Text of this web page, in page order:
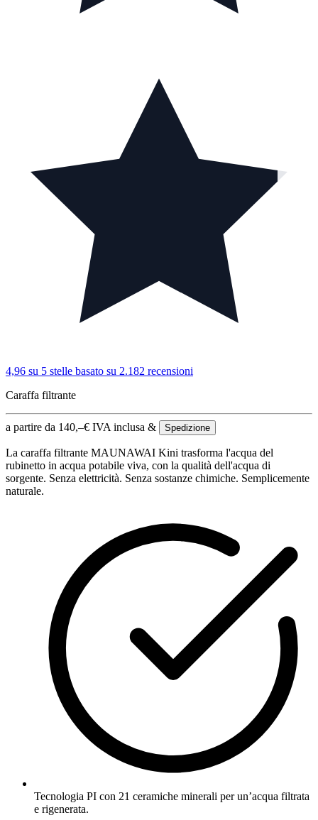
4,96 su 5 stelle basato su 2.182 recensioni
Caraffa filtrante
a partire da 140,–€ IVA inclusa & Spedizione
La caraffa filtrante MAUNAWAI Kini trasforma l'acqua del
rubinetto in acqua potabile viva, con la qualità dell'acqua di
sorgente. Senza elettricità. Senza sostanze chimiche. Semplicemente
naturale.
Tecnologia PI con 21 ceramiche minerali per un’acqua filtrata
e rigenerata.